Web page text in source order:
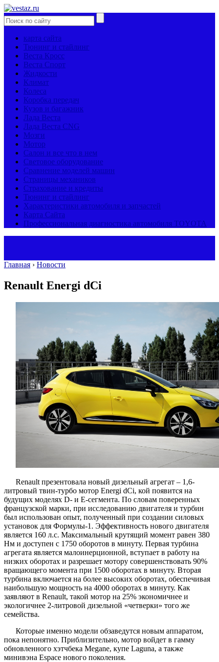
карта сайта
Тюнинг и стайлинг
Веста Кросс
Веста Спорт
Жидкости
Климат
Колеса
Коробка передач
Кузов и багажник
Лада Веста
Лада Веста CNG
Мозги
Мотор
Салон и все что в нем
Световое оборудование
Сравнение моделей машин
Страницы механиков
Страхование и кредиты
Тюнинг и стайлинг
Характеристики автомобиля и запчастей
Карта Сайта
Профессиональная диагностика автомобиля TOYOTA
Главная › Новости
Renault Energi dCi
Renault презентовала новый дизельный агрегат – 1,6-
литровый твин-турбо мотор Energi dCi, кой появится на
будущих моделях D- и Е-сегмента. По словам поверенных
французской марки, при исследованию двигателя и турбин
был использован опыт, полученный при создании силовых
установок для Формулы-1. Эффективность нового двигателя
является 160 л.с. Максимальный крутящий момент равен 380
Нм и доступен с 1750 оборотов в минуту. Первая турбина
агрегата является малоинерционной, вступает в работу на
низких оборотах и разрешает мотору совершенствовать 90%
вращающего момента при 1500 оборотах в минуту. Вторая
турбина включается на более высоких оборотах, обеспечивая
наибольшую мощность на 4000 оборотах в минуту. Как
заявляют в Renault, такой мотор на 25% экономичнее и
экологичнее 2-литровой дизельной «четверки» того же
семейства.
Которые именно модели обзаведутся новым аппаратом,
пока непонятно. Приблизительно, мотор войдет в гамму
обновленного хэтчбека Megane, купе Laguna, а также
минивэна Espace нового поколения.